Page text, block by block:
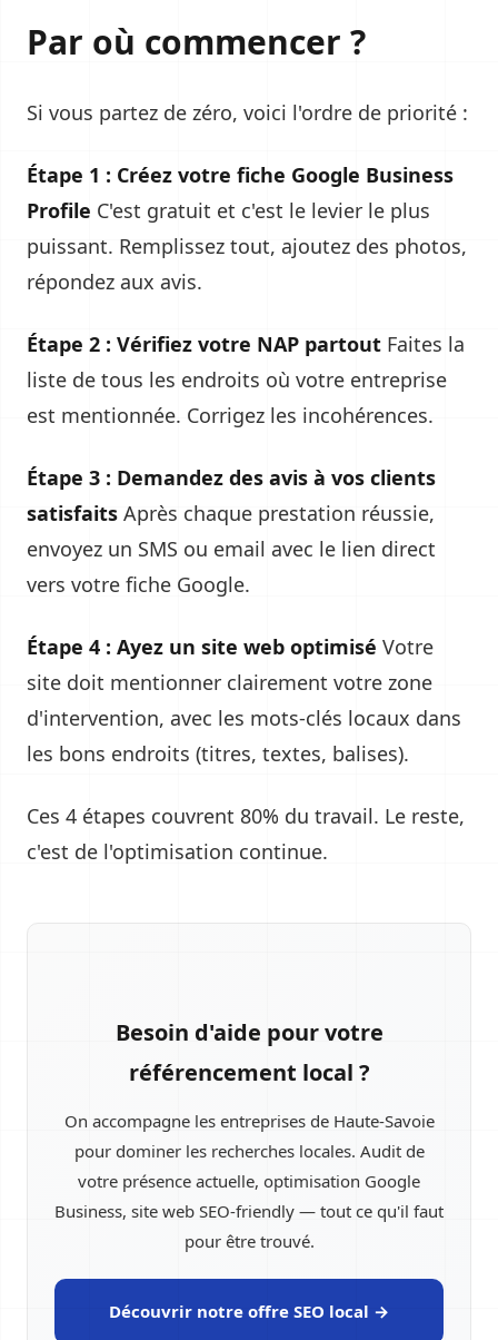
Par où commencer ?
Si vous partez de zéro, voici l'ordre de priorité :
Étape 1 : Créez votre fiche Google Business
Profile C'est gratuit et c'est le levier le plus
puissant. Remplissez tout, ajoutez des photos,
répondez aux avis.
Étape 2 : Vérifiez votre NAP partout Faites la
liste de tous les endroits où votre entreprise
est mentionnée. Corrigez les incohérences.
Étape 3 : Demandez des avis à vos clients
satisfaits Après chaque prestation réussie,
envoyez un SMS ou email avec le lien direct
vers votre fiche Google.
Étape 4 : Ayez un site web optimisé Votre
site doit mentionner clairement votre zone
d'intervention, avec les mots-clés locaux dans
les bons endroits (titres, textes, balises).
Ces 4 étapes couvrent 80% du travail. Le reste,
c'est de l'optimisation continue.
Besoin d'aide pour votre
référencement local ?
On accompagne les entreprises de Haute-Savoie
pour dominer les recherches locales. Audit de
votre présence actuelle, optimisation Google
Business, site web SEO-friendly — tout ce qu'il faut
pour être trouvé.
Découvrir notre offre SEO local →